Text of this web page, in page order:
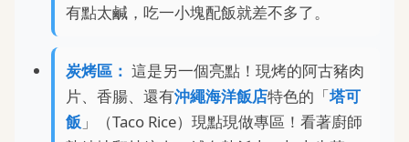
有點太鹹，吃一小塊配飯就差不多了。
炭烤區： 這是另一個亮點！現烤的阿古豬肉
片、香腸、還有沖繩海洋飯店特色的「塔可
飯 」（Taco Rice）現點現做專區！看著廚師